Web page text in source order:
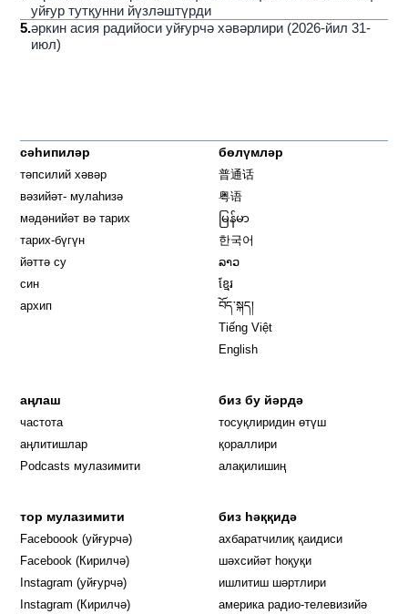
уйғур тутқунни йүзләштүрди
5.әркин асия радийоси уйғурчә хәвәрлири (2026-йил 31-
июл)
сәһипиләр
тәпсилий хәвәр
вәзийәт- мулаһизә
мәдәнийәт вә тарих
тарих-бүгүн
йәттә су
син
архип
бөлүмләр
普通话
粤语
မြန်မာ
한국어
ລາວ
ខ្មែរ
བོད་སྐད།
Tiếng Việt
English
аңлаш
частота
аңлитишлар
Podcasts мулазимити
биз бу йәрдә
тосуқлиридин өтүш
қораллири
алақилишиң
тор мулазимити
Faceboook (уйғурчә) Opens in new window
Facebook (Кирилчә) Opens in new window
Instagram (уйғурчә) Opens in new window
Instagram (Кирилчә) Opens in new window
биз һәққидә
ахбаратчилиқ қаидиси
шәхсийәт һоқуқи
ишлитиш шәртлири
америка радио-телевизийә